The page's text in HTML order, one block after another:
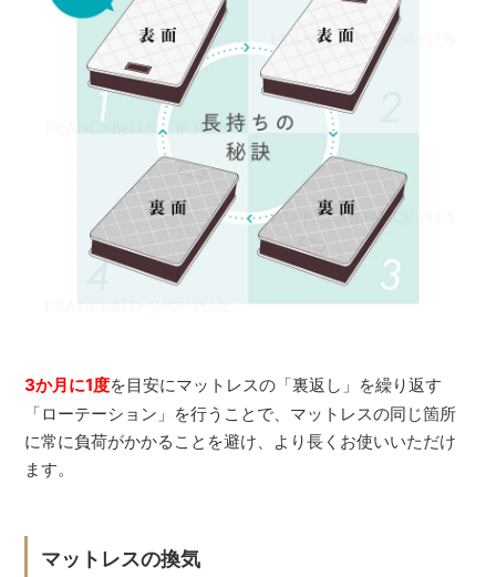
3か月に1度を目安にマットレスの「裏返し」を繰り返す
「ローテーション」を行うことで、マットレスの同じ箇所
に常に負荷がかかることを避け、より長くお使いいただけ
ます。
マットレスの換気